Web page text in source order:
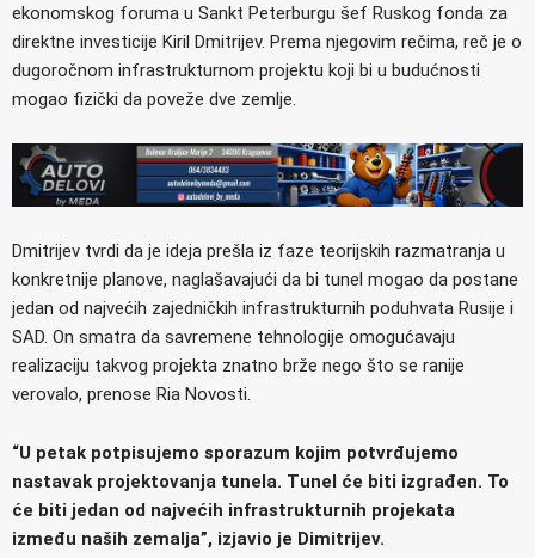
ekonomskog foruma u Sankt Peterburgu šef Ruskog fonda za
direktne investicije Kiril Dmitrijev. Prema njegovim rečima, reč je o
dugoročnom infrastrukturnom projektu koji bi u budućnosti
mogao fizički da poveže dve zemlje.
Dmitrijev tvrdi da je ideja prešla iz faze teorijskih razmatranja u
konkretnije planove, naglašavajući da bi tunel mogao da postane
jedan od najvećih zajedničkih infrastrukturnih poduhvata Rusije i
SAD. On smatra da savremene tehnologije omogućavaju
realizaciju takvog projekta znatno brže nego što se ranije
verovalo, prenose Ria Novosti.
“U petak potpisujemo sporazum kojim potvrđujemo
nastavak projektovanja tunela. Tunel će biti izgrađen. To
će biti jedan od najvećih infrastrukturnih projekata
između naših zemalja”, izjavio je Dimitrijev.